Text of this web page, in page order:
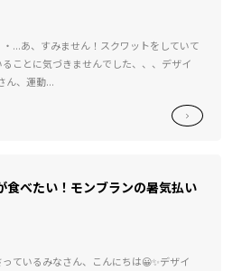
...あ、すみません！スクワットをしていて
ことに気づきませんでした、、、デザイ
ん、運動...
食べたい！モンブランの暑気払い
ているみなさん、こんにちは😀✨デザイ